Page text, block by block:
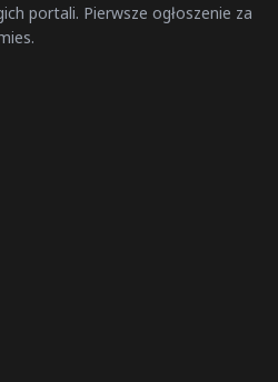
portali. Pierwsze ogłoszenie za